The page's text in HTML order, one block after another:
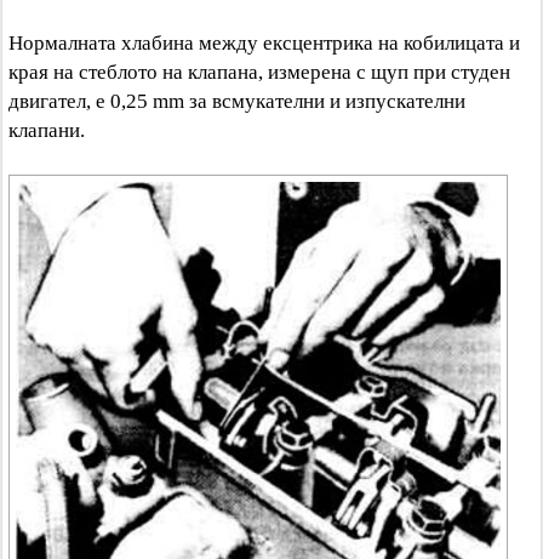
Нормалната хлабина между ексцентрика на кобилицата и
края на стеблото на клапана, измерена с щуп при студен
двигател, е 0,25 mm за всмукателни и изпускателни
клапани.